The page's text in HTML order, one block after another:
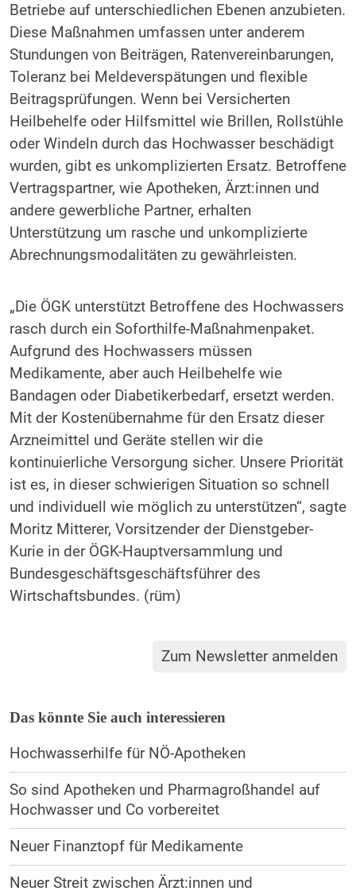
Betriebe auf unterschiedlichen Ebenen anzubieten.
Diese Maßnahmen umfassen unter anderem
Stundungen von Beiträgen, Ratenvereinbarungen,
Toleranz bei Meldeverspätungen und flexible
Beitragsprüfungen. Wenn bei Versicherten
Heilbehelfe oder Hilfsmittel wie Brillen, Rollstühle
oder Windeln durch das Hochwasser beschädigt
wurden, gibt es unkomplizierten Ersatz. Betroffene
Vertragspartner, wie Apotheken, Ärzt:innen und
andere gewerbliche Partner, erhalten
Unterstützung um rasche und unkomplizierte
Abrechnungsmodalitäten zu gewährleisten.
„Die ÖGK unterstützt Betroffene des Hochwassers
rasch durch ein Soforthilfe-Maßnahmenpaket.
Aufgrund des Hochwassers müssen
Medikamente, aber auch Heilbehelfe wie
Bandagen oder Diabetikerbedarf, ersetzt werden.
Mit der Kostenübernahme für den Ersatz dieser
Arzneimittel und Geräte stellen wir die
kontinuierliche Versorgung sicher. Unsere Priorität
ist es, in dieser schwierigen Situation so schnell
und individuell wie möglich zu unterstützen“, sagte
Moritz Mitterer, Vorsitzender der Dienstgeber-
Kurie in der ÖGK-Hauptversammlung und
Bundesgeschäftsgeschäftsführer des
Wirtschaftsbundes. (rüm)
Zum Newsletter anmelden
Das könnte Sie auch interessieren
Hochwasserhilfe für NÖ-Apotheken
So sind Apotheken und Pharmagroßhandel auf
Hochwasser und Co vorbereitet
Neuer Finanztopf für Medikamente
Neuer Streit zwischen Ärzt:innen und